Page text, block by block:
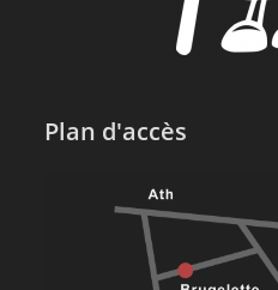
Plan d'accès